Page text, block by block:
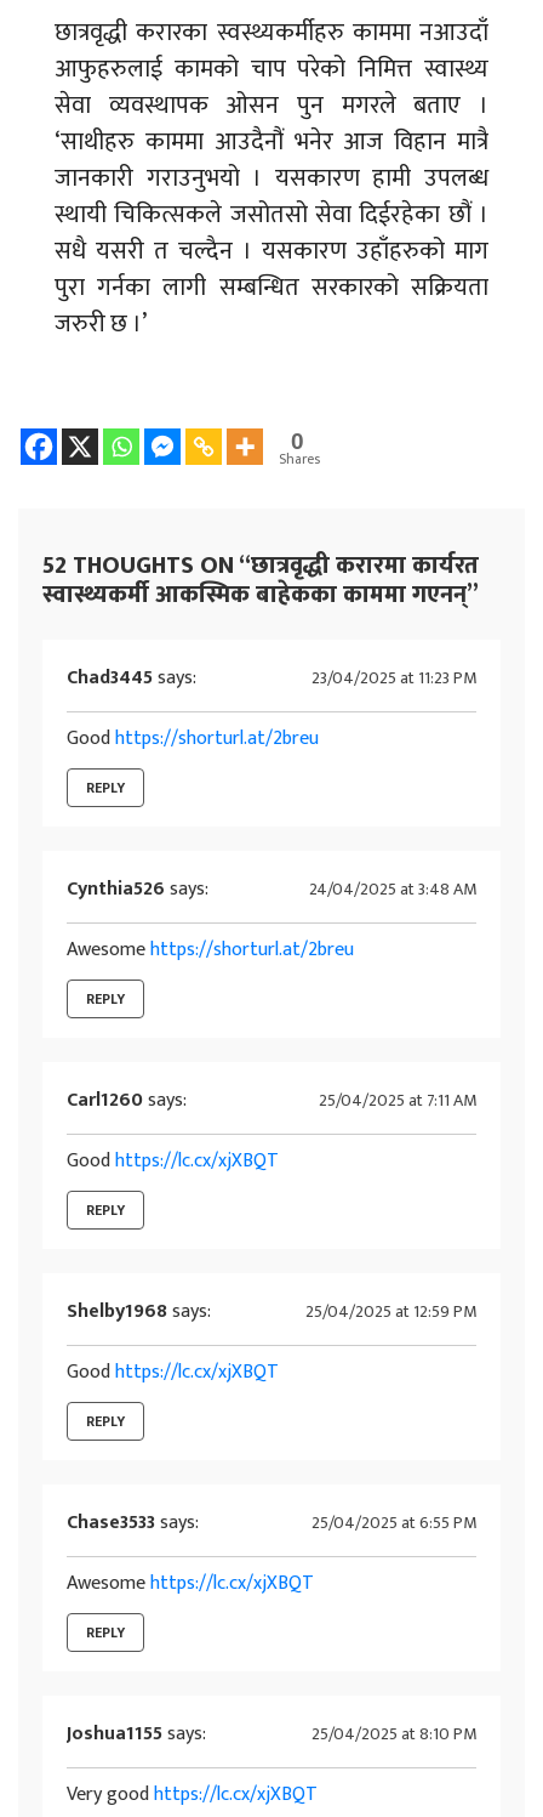
छात्रवृद्धी करारका स्वस्थ्यकर्मीहरु काममा नआउदाँ
आफुहरुलाई कामको चाप परेको निमित्त स्वास्थ्य
सेवा व्यवस्थापक ओसन पुन मगरले बताए ।
‘साथीहरु काममा आउदैनौं भनेर आज विहान मात्रै
जानकारी गराउनुभयो । यसकारण हामी उपलब्ध
स्थायी चिकित्सकले जसोतसो सेवा दिईरहेका छौं ।
सधै यसरी त चल्दैन । यसकारण उहाँहरुको माग
पुरा गर्नका लागी सम्बन्धित सरकारको सक्रियता
जरुरी छ ।’
0
Shares
52 THOUGHTS ON “छात्रवृद्धी करारमा कार्यरत
स्वास्थ्यकर्मी आकस्मिक बाहेकका काममा गएनन्”
Chad3445says: 23/04/2025 at 11:23 PM
Goodhttps://shorturl.at/2breu
REPLY
Cynthia526says: 24/04/2025 at 3:48 AM
Awesomehttps://shorturl.at/2breu
REPLY
Carl1260says: 25/04/2025 at 7:11 AM
Goodhttps://lc.cx/xjXBQT
REPLY
Shelby1968says: 25/04/2025 at 12:59 PM
Goodhttps://lc.cx/xjXBQT
REPLY
Chase3533says: 25/04/2025 at 6:55 PM
Awesomehttps://lc.cx/xjXBQT
REPLY
Joshua1155says: 25/04/2025 at 8:10 PM
Very goodhttps://lc.cx/xjXBQT